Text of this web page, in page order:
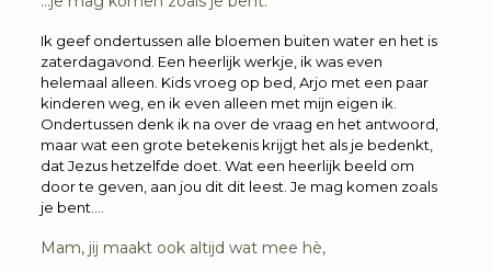
Ik geef ondertussen alle bloemen buiten water en het is
zaterdagavond. Een heerlijk werkje, ik was even
helemaal alleen. Kids vroeg op bed, Arjo met een paar
kinderen weg, en ik even alleen met mijn eigen ik.
Ondertussen denk ik na over de vraag en het antwoord,
maar wat een grote betekenis krijgt het als je bedenkt,
dat Jezus hetzelfde doet. Wat een heerlijk beeld om
door te geven, aan jou dit dit leest. Je mag komen zoals
je bent….
Mam, jij maakt ook altijd wat mee hè,